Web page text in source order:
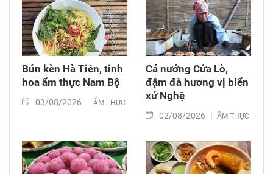
Bún kèn Hà Tiên, tinh
hoa ẩm thực Nam Bộ
03/08/2026 ẨM THỰC
Cá nướng Cửa Lò,
đậm đà hương vị biển
xứ Nghệ
02/08/2026 ẨM THỰC